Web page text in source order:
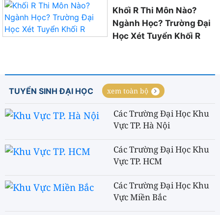
Khối R Thi Môn Nào?
Ngành Học? Trường Đại
Học Xét Tuyển Khối R
TUYỂN SINH ĐẠI HỌC xem toàn bộ
Các Trường Đại Học Khu
Vực TP. Hà Nội
Các Trường Đại Học Khu
Vực TP. HCM
Các Trường Đại Học Khu
Vực Miền Bắc